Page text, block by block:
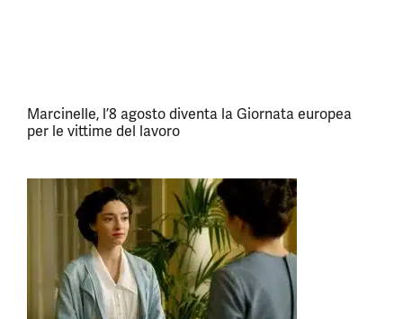
Marcinelle, l’8 agosto diventa la Giornata europea
per le vittime del lavoro